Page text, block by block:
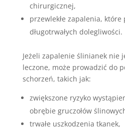
chirurgicznej,
przewlekłe zapalenia, które
długotrwałych dolegliwości.
Jeżeli zapalenie ślinianek nie
leczone, może prowadzić do
schorzeń, takich jak:
zwiększone ryzyko
obrębie gruczołów
trwałe uszkodzenia tkanek,